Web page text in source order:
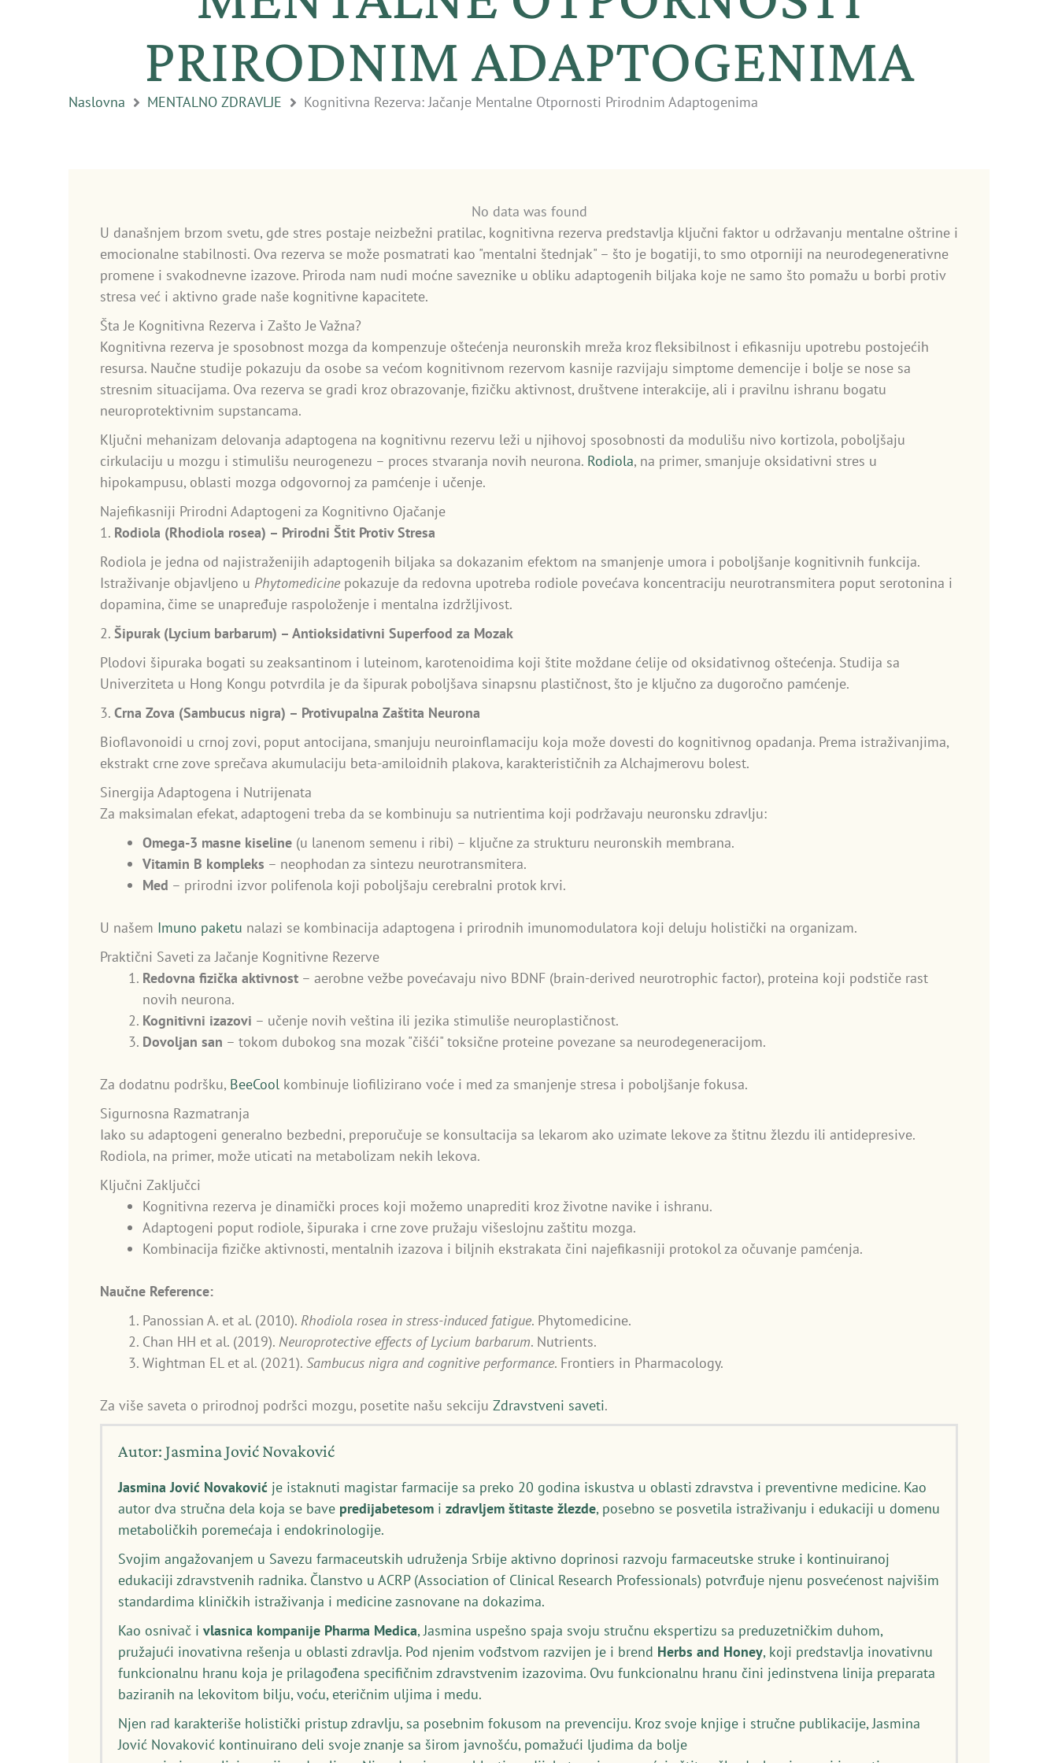
PRIRODNIM ADAPTOGENIMA
Naslovna MENTALNO ZDRAVLJE Kognitivna Rezerva: Jačanje Mentalne Otpornosti Prirodnim Adaptogenima
No data was found
U današnjem brzom svetu, gde stres postaje neizbežni pratilac, kognitivna rezerva predstavlja ključni faktor u održavanju mentalne oštrine i
emocionalne stabilnosti. Ova rezerva se može posmatrati kao "mentalni štednjak" – što je bogatiji, to smo otporniji na neurodegenerativne
promene i svakodnevne izazove. Priroda nam nudi moćne saveznike u obliku adaptogenih biljaka koje ne samo što pomažu u borbi protiv
stresa već i aktivno grade naše kognitivne kapacitete.
Šta Je Kognitivna Rezerva i Zašto Je Važna?
Kognitivna rezerva je sposobnost mozga da kompenzuje oštećenja neuronskih mreža kroz fleksibilnost i efikasniju upotrebu postojećih
resursa. Naučne studije pokazuju da osobe sa većom kognitivnom rezervom kasnije razvijaju simptome demencije i bolje se nose sa
stresnim situacijama. Ova rezerva se gradi kroz obrazovanje, fizičku aktivnost, društvene interakcije, ali i pravilnu ishranu bogatu
neuroprotektivnim supstancama.
Ključni mehanizam delovanja adaptogena na kognitivnu rezervu leži u njihovoj sposobnosti da modulišu nivo kortizola, poboljšaju
cirkulaciju u mozgu i stimulišu neurogenezu – proces stvaranja novih neurona. Rodiola, na primer, smanjuje oksidativni stres u
hipokampusu, oblasti mozga odgovornoj za pamćenje i učenje.
Najefikasniji Prirodni Adaptogeni za Kognitivno Ojačanje
1. Rodiola (Rhodiola rosea) – Prirodni Štit Protiv Stresa
Rodiola je jedna od najistraženijih adaptogenih biljaka sa dokazanim efektom na smanjenje umora i poboljšanje kognitivnih funkcija.
Istraživanje objavljeno u Phytomedicine pokazuje da redovna upotreba rodiole povećava koncentraciju neurotransmitera poput serotonina i
dopamina, čime se unapređuje raspoloženje i mentalna izdržljivost.
2. Šipurak (Lycium barbarum) – Antioksidativni Superfood za Mozak
Plodovi šipuraka bogati su zeaksantinom i luteinom, karotenoidima koji štite moždane ćelije od oksidativnog oštećenja. Studija sa
Univerziteta u Hong Kongu potvrdila je da šipurak poboljšava sinapsnu plastičnost, što je ključno za dugoročno pamćenje.
3. Crna Zova (Sambucus nigra) – Protivupalna Zaštita Neurona
Bioflavonoidi u crnoj zovi, poput antocijana, smanjuju neuroinflamaciju koja može dovesti do kognitivnog opadanja. Prema istraživanjima,
ekstrakt crne zove sprečava akumulaciju beta-amiloidnih plakova, karakterističnih za Alchajmerovu bolest.
Sinergija Adaptogena i Nutrijenata
Za maksimalan efekat, adaptogeni treba da se kombinuju sa nutrientima koji podržavaju neuronsku zdravlju:
Omega-3 masne kiseline (u lanenom semenu i ribi) – ključne za strukturu neuronskih membrana.
Vitamin B kompleks – neophodan za sintezu neurotransmitera.
Med – prirodni izvor polifenola koji poboljšaju cerebralni protok krvi.
U našem Imuno paketu nalazi se kombinacija adaptogena i prirodnih imunomodulatora koji deluju holistički na organizam.
Praktični Saveti za Jačanje Kognitivne Rezerve
Redovna fizička aktivnost – aerobne vežbe povećavaju nivo BDNF (brain-derived neurotrophic factor), proteina koji podstiče rast
novih neurona.
Kognitivni izazovi – učenje novih veština ili jezika stimuliše neuroplastičnost.
Dovoljan san – tokom dubokog sna mozak "čišći" toksične proteine povezane sa neurodegeneracijom.
Za dodatnu podršku, BeeCool kombinuje liofilizirano voće i med za smanjenje stresa i poboljšanje fokusa.
Sigurnosna Razmatranja
Iako su adaptogeni generalno bezbedni, preporučuje se konsultacija sa lekarom ako uzimate lekove za štitnu žlezdu ili antidepresive.
Rodiola, na primer, može uticati na metabolizam nekih lekova.
Ključni Zaključci
Kognitivna rezerva je dinamički proces koji možemo unaprediti kroz životne navike i ishranu.
Adaptogeni poput rodiole, šipuraka i crne zove pružaju višeslojnu zaštitu mozga.
Kombinacija fizičke aktivnosti, mentalnih izazova i biljnih ekstrakata čini najefikasniji protokol za očuvanje pamćenja.
Naučne Reference:
Panossian A. et al. (2010). Rhodiola rosea in stress-induced fatigue. Phytomedicine.
Chan HH et al. (2019). Neuroprotective effects of Lycium barbarum. Nutrients.
Wightman EL et al. (2021). Sambucus nigra and cognitive performance. Frontiers in Pharmacology.
Za više saveta o prirodnoj podršci mozgu, posetite našu sekciju Zdravstveni saveti.
Autor: Jasmina Jović Novaković
Jasmina Jović Novaković je istaknuti magistar farmacije sa preko 20 godina iskustva u oblasti zdravstva i preventivne medicine. Kao
autor dva stručna dela koja se bave predijabetesom i zdravljem štitaste žlezde, posebno se posvetila istraživanju i edukaciji u domenu
metaboličkih poremećaja i endokrinologije.
Svojim angažovanjem u Savezu farmaceutskih udruženja Srbije aktivno doprinosi razvoju farmaceutske struke i kontinuiranoj
edukaciji zdravstvenih radnika. Članstvo u ACRP (Association of Clinical Research Professionals) potvrđuje njenu posvećenost najvišim
standardima kliničkih istraživanja i medicine zasnovane na dokazima.
Kao osnivač i vlasnica kompanije Pharma Medica, Jasmina uspešno spaja svoju stručnu ekspertizu sa preduzetničkim duhom,
pružajući inovativna rešenja u oblasti zdravlja. Pod njenim vođstvom razvijen je i brend Herbs and Honey, koji predstavlja inovativnu
funkcionalnu hranu koja je prilagođena specifičnim zdravstvenim izazovima. Ovu funkcionalnu hranu čini jedinstvena linija preparata
baziranih na lekovitom bilju, voću, eteričnim uljima i medu.
Njen rad karakteriše holistički pristup zdravlju, sa posebnim fokusom na prevenciju. Kroz svoje knjige i stručne publikacije, Jasmina
Jović Novaković kontinuirano deli svoje znanje sa širom javnošću, pomažući ljudima da bolje